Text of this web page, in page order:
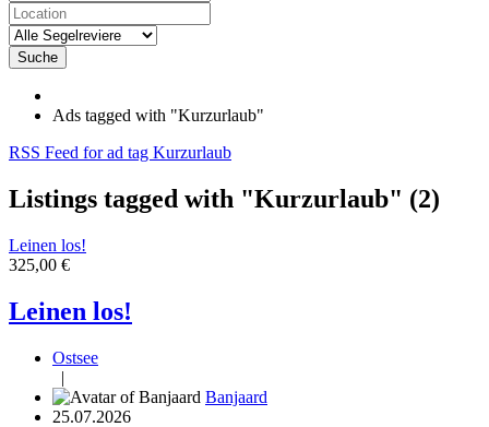
Suche
Ads tagged with "Kurzurlaub"
RSS Feed for ad tag Kurzurlaub
Listings tagged with "Kurzurlaub" (2)
Leinen los!
325,00 €
Leinen los!
Ostsee
|
Banjaard
25.07.2026